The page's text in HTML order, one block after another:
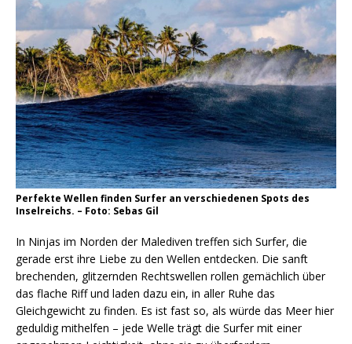
Perfekte Wellen finden Surfer an verschiedenen Spots des
Inselreichs. – Foto: Sebas Gil
In Ninjas im Norden der Malediven treffen sich Surfer, die
gerade erst ihre Liebe zu den Wellen entdecken. Die sanft
brechenden, glitzernden Rechtswellen rollen gemächlich über
das flache Riff und laden dazu ein, in aller Ruhe das
Gleichgewicht zu finden. Es ist fast so, als würde das Meer hier
geduldig mithelfen – jede Welle trägt die Surfer mit einer